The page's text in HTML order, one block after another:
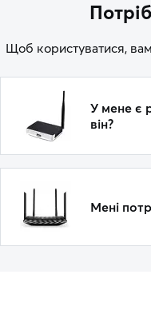
Щоб користуватися,
У мене є
він?
Мені